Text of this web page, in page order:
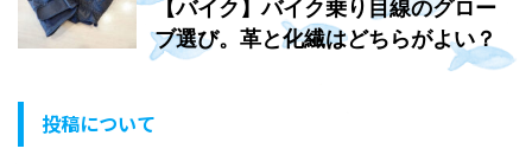
【バイク】バイク乗り目線のグロー
ブ選び。革と化繊はどちらがよい？
投稿について